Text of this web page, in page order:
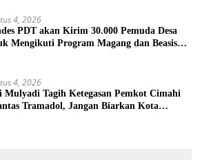
4, 2026
PDT akan Kirim 30.000 Pemuda Desa
Mengikuti Program Magang dan Beasiswa
4, 2026
Mulyadi Tagih Ketegasan Pemkot Cimahi
Tramadol, Jangan Biarkan Kota